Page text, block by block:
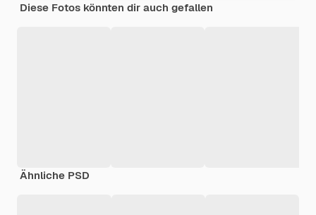
Diese Fotos könnten dir auch gefallen
Ähnliche PSD